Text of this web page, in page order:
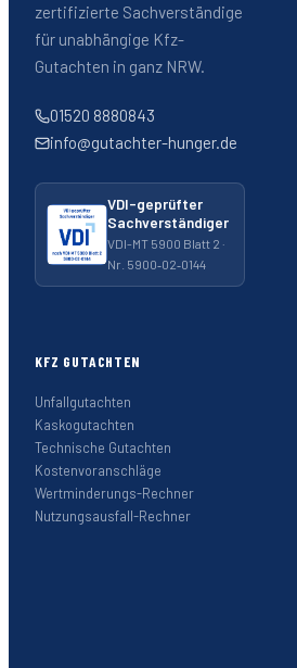
zertifizierte Sachverständige
für unabhängige Kfz-
Gutachten in ganz NRW.
01520 8880843
info@gutachter-hunger.de
VDI-geprüfter
Sachverständiger
VDI-MT 5900 Blatt 2 ·
Nr. 5900‑02‑0144
KFZ GUTACHTEN
Unfallgutachten
Kaskogutachten
Technische Gutachten
Kostenvoranschläge
Wertminderungs-Rechner
Nutzungsausfall-Rechner